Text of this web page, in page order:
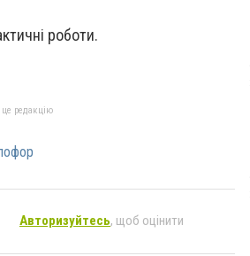
роботи.
редакцію
Авторизуйтесь, щоб оцінити